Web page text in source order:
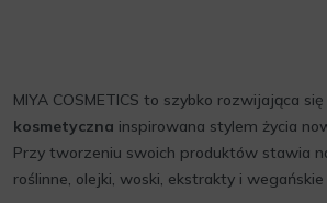
MIYA COSMETICS to szybko rozwijająca się
kosmetyczna inspirowana stylem życia
Przy tworzeniu swoich produktów stawia
roślinne, olejki, woski, ekstrakty i